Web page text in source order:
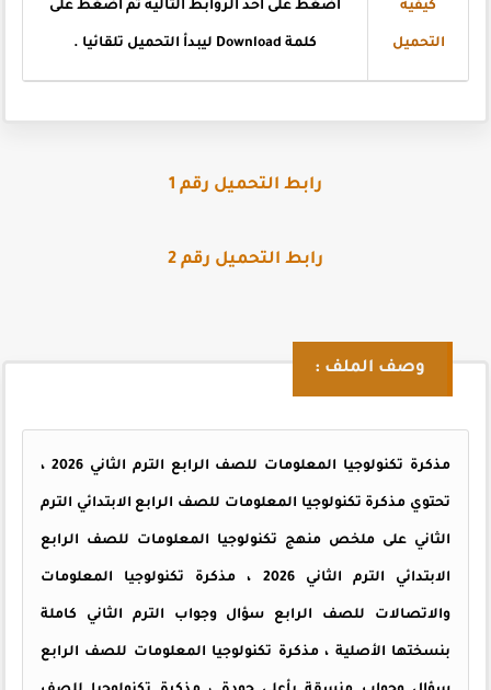
كيفية
التحميل
اضغط على أحد الروابط التالية ثم اضغط على
كلمة Download ليبدأ التحميل تلقائيا .
رابط التحميل رقم 1
رابط التحميل رقم 2
وصف الملف :
مذكرة تكنولوجيا المعلومات للصف الرابع الترم الثاني 2026 ،
تحتوي مذكرة تكنولوجيا المعلومات للصف الرابع الابتدائي الترم
الثاني على ملخص منهج تكنولوجيا المعلومات للصف الرابع
الابتدائي الترم الثاني 2026 ، مذكرة تكنولوجيا المعلومات
والاتصالات للصف الرابع سؤال وجواب الترم الثاني كاملة
بنسختها الأصلية ، مذكرة تكنولوجيا المعلومات للصف الرابع